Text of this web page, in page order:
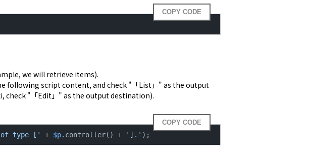
COPY CODE
we will retrieve items).
following script content, and check "「List」" as the output
check "「Edit」" as the output destination).
COPY CODE
type [' + $p.controller() + '].' );